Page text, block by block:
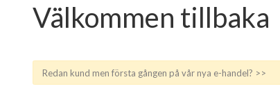
Välkommen tillbaka
Redan kund men första gången på vår nya e-handel? >>